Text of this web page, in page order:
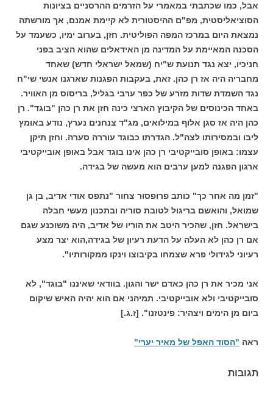
אבל, כמו שכתבתי במאמרי על הזרמים ההרסניים בציונות
הסוציאליסטית, מפ"ם ההיסטורית לא קיימת אמנם, אך מורשתה
נמצאת היום במרכז המפה הפוליטית. חזן, בערוב ימיו, כשעמד על
הסכנה המאיימת על המדינה מן האידאלים שהוא הציב בפני
חניכיו, יצא נגד תנועת ש"יח (שמאל ישראלי חדש) שאחד
מחבריה היה אז רן כהן. זאת, בעקבות הפגנות שארגנו אנשי שי"ח
נגד השמדת שדות מזרע של כפר ערבי בגליל, בריסוס מן האוויר.
באחד הכינוסים של הקיבוץ הארצי כינה חזן את רן כהן "בוגד". רן
כהן היה אז סגן אלוף במילואים, מג"ד צנחנים נערץ, נודע באומץ
ליבו ובמסירותו לצה"ל. הגדרתו כבוגד עוררה סערה. וחזן תיקן
עצמו: באופן סובייקטיבי רן כהן אינו בוגד אבל באופן אובייקטיבי
ארגון הפגנה למען ערבים הוא מעשה של בגידה.
"זמן מה אחר כך" כותב פרופסור צחור "נתפס אודי אדיב, בן גן
שמואל, והואשם בריגול לטובת סוריה ובתכנון מעשי חבלה
בישראל. חזן, שהכיר היטב את הוריו של אדיב, היה משוכנע שגם
אם רן כהן לא העלה על הדעת רעיון של בגידה,הוא יצר מצע
רעיוני לגידולי פרא שצמחו בקיבוצו וינקו ממקורותיו".
אני מכיר את רן כהן כאדם ישר והגון. בוודאי שאיננו "בוגד", לא
סובייקטיבי ולא אובייקטיבי. תמיהני אם הוא יהיה האיש שיקום
ביום מן הימים ויצהיר: פינטזנו". [ז.ג.]
ראה "הסוד האפל של מאיר יערי"
תגובות